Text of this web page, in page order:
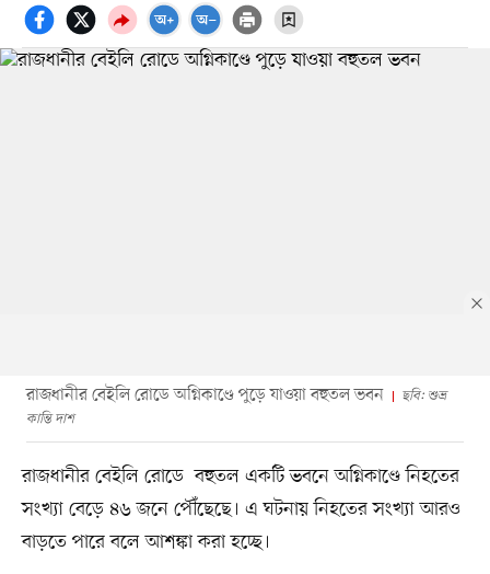
রাজধানীর বেইলি রোডে অগ্নিকাণ্ডে পুড়ে যাওয়া বহুতল ভবন
ছবি: শুভ্র
কান্তি দাশ
রাজধানীর বেইলি রোডে বহুতল একটি ভবনে অগ্নিকাণ্ডে নিহতের
সংখ্যা বেড়ে ৪৬ জনে পৌঁছেছে। এ ঘটনায় নিহতের সংখ্যা আরও
বাড়তে পারে বলে আশঙ্কা করা হচ্ছে।